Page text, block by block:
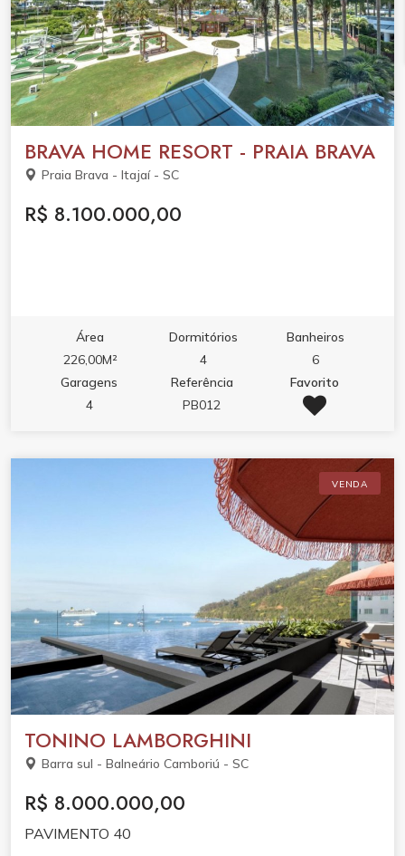
BRAVA HOME RESORT - PRAIA BRAVA
Praia Brava - Itajaí - SC
R$ 8.100.000,00
Área
226,00M²
Dormitórios
4
Banheiros
6
Garagens
4
Referência
PB012
Favorito
VENDA
TONINO LAMBORGHINI
Barra sul - Balneário Camboriú - SC
R$ 8.000.000,00
PAVIMENTO 40